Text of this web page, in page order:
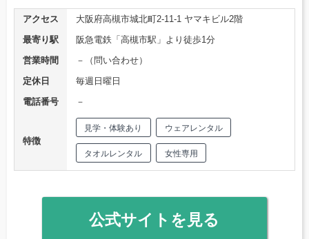
アクセス
大阪府高槻市城北町2-11-1 ヤマキビル2階
最寄り駅
阪急電鉄「高槻市駅」より徒歩1分
営業時間
－（問い合わせ）
定休日
毎週日曜日
電話番号
－
特徴
見学・体験あり ウェアレンタル
タオルレンタル 女性専用
公式サイトを見る